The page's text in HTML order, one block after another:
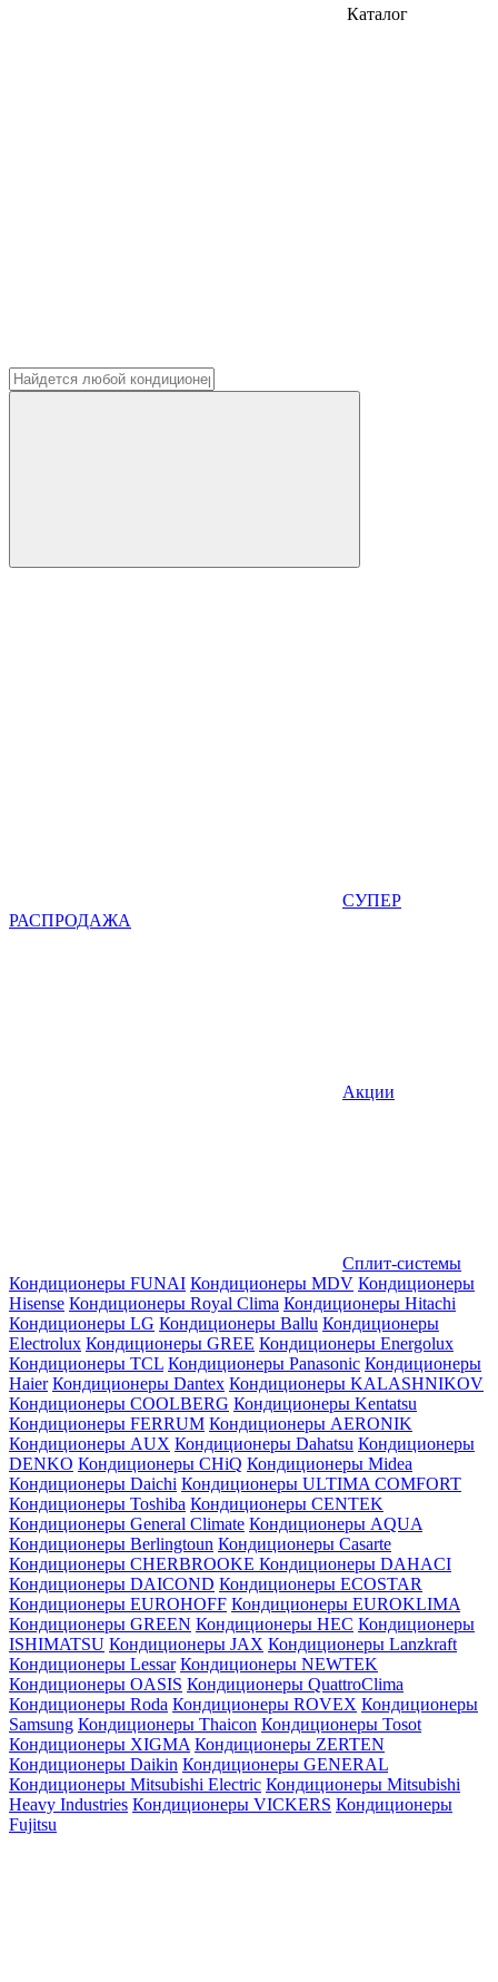
Каталог
СУПЕР
РАСПРОДАЖА
Акции
Сплит-системы
Кондиционеры FUNAI Кондиционеры MDV Кондиционеры
Hisense Кондиционеры Royal Clima Кондиционеры Hitachi
Кондиционеры LG Кондиционеры Ballu Кондиционеры
Electrolux Кондиционеры GREE Кондиционеры Energolux
Кондиционеры TCL Кондиционеры Panasonic Кондиционеры
Haier Кондиционеры Dantex Кондиционеры KALASHNIKOV
Кондиционеры СOOLBERG Кондиционеры Kentatsu
Кондиционеры FERRUM Кондиционеры AERONIK
Кондиционеры AUX Кондиционеры Dahatsu Кондиционеры
DENKO Кондиционеры CHiQ Кондиционеры Midea
Кондиционеры Daichi Кондиционеры ULTIMA COMFORT
Кондиционеры Toshiba Кондиционеры CENTEK
Кондиционеры General Climate Кондиционеры AQUA
Кондиционеры Berlingtoun Кондиционеры Casarte
Кондиционеры CHERBROOKE Кондиционеры DAHACI
Кондиционеры DAICOND Кондиционеры ECOSTAR
Кондиционеры EUROHOFF Кондиционеры EUROKLIMA
Кондиционеры GREEN Кондиционеры HEC Кондиционеры
ISHIMATSU Кондиционеры JAX Кондиционеры Lanzkraft
Кондиционеры Lessar Кондиционеры NEWTEK
Кондиционеры OASIS Кондиционеры QuattroClima
Кондиционеры Roda Кондиционеры ROVEX Кондиционеры
Samsung Кондиционеры Thaicon Кондиционеры Tosot
Кондиционеры XIGMA Кондиционеры ZERTEN
Кондиционеры Daikin Кондиционеры GENERAL
Кондиционеры Mitsubishi Electric Кондиционеры Mitsubishi
Heavy Industries Кондиционеры VICKERS Кондиционеры
Fujitsu